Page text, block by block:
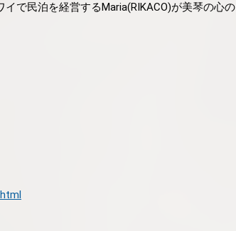
で民泊を経営するMaria(RIKACO)が美琴の心の